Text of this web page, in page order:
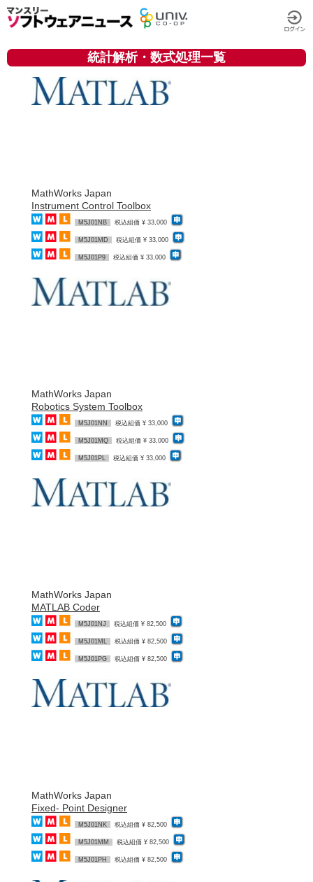
統計解析・数式処理一覧
MathWorks Japan
Instrument Control Toolbox
M5J01NB 税込組価 ¥ 33,000
M5J01MD 税込組価 ¥ 33,000
M5J01P9 税込組価 ¥ 33,000
MathWorks Japan
Robotics System Toolbox
M5J01NN 税込組価 ¥ 33,000
M5J01MQ 税込組価 ¥ 33,000
M5J01PL 税込組価 ¥ 33,000
MathWorks Japan
MATLAB Coder
M5J01NJ 税込組価 ¥ 82,500
M5J01ML 税込組価 ¥ 82,500
M5J01PG 税込組価 ¥ 82,500
MathWorks Japan
Fixed- Point Designer
M5J01NK 税込組価 ¥ 82,500
M5J01MM 税込組価 ¥ 82,500
M5J01PH 税込組価 ¥ 82,500